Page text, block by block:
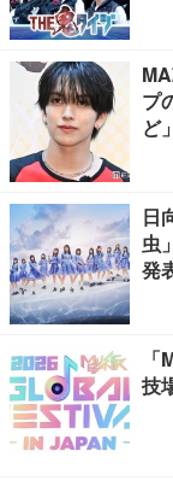
プ
ど」
日
虫
発
技